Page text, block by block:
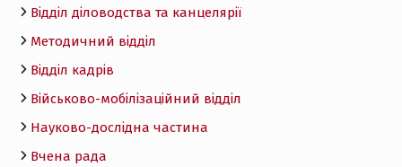
Відділ діловодства та канцелярії
Методичний відділ
Відділ кадрів
Військово-мобілізаційний відділ
Науково-дослідна частина
Вчена рада